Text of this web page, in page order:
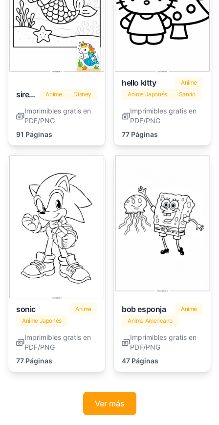
sirena Anime Disney
Imprimibles gratis en
PDF/PNG
91 Páginas
hello kitty
Anime
Anime Japonés
Sanrio
Imprimibles gratis en
PDF/PNG
77 Páginas
sonic
Anime
Anime Japonés
Imprimibles gratis en
PDF/PNG
77 Páginas
bob esponja
Anime
Anime Americano
Imprimibles gratis en
PDF/PNG
47 Páginas
Ver más